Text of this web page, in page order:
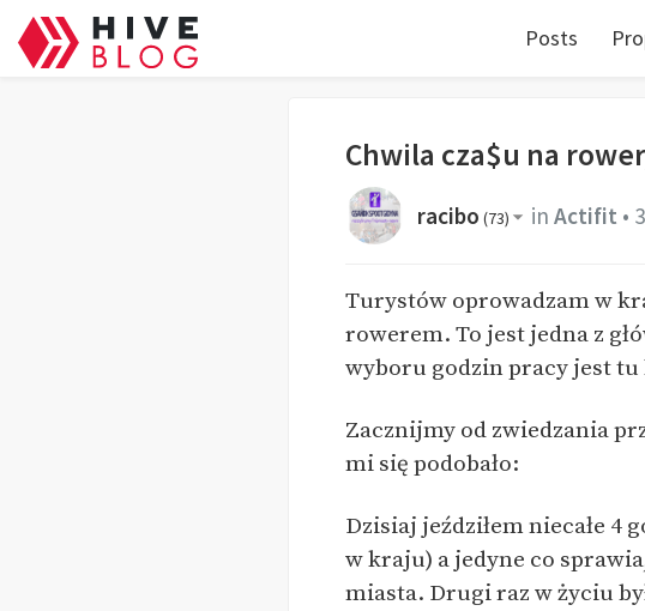
Posts
Chwila cza$u na
racibo (73) in Actifit •
Turystów oprowadzam w
rowerem. To jest jedna z
wyboru godzin pracy jest
Zacznijmy od zwiedzania
mi się podobało:
Dzisiaj jeździłem niecałe 4
w kraju) a jedyne co
miasta. Drugi raz w życiu